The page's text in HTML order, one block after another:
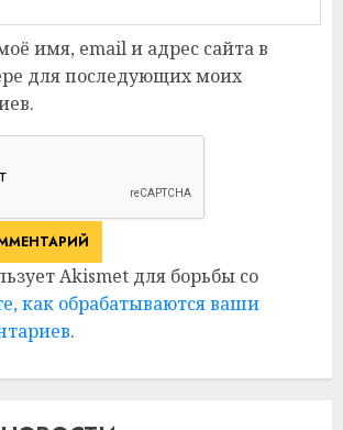
имя, email и адрес сайта в
для последующих моих
Akismet для борьбы со
как обрабатываются ваши
.